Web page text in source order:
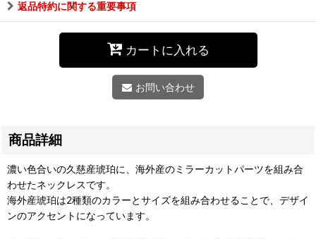
返品特約に関する重要事項
カートに入れる
お問い合わせ
商品詳細
濃い色合いの久慈産琥珀に、海外産のミラーカットパーツを組み合
わせたネックレスです。
海外産琥珀は2種類のカラーとサイズを組み合わせることで、デザイ
ンのアクセントになっています。